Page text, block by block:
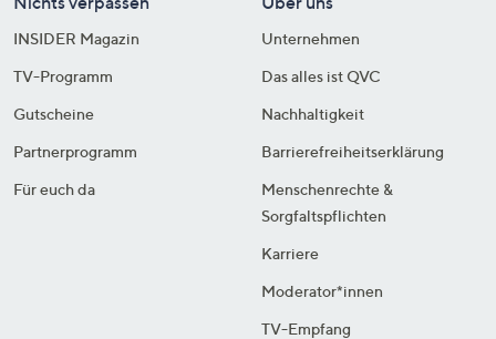
INSIDER Magazin
TV-Programm
Gutscheine
Partnerprogramm
Für euch da
Unternehmen
Das alles ist QVC
Nachhaltigkeit
Barrierefreiheitserklärung
Menschenrechte &
Sorgfaltspflichten
Karriere
Moderator*innen
TV-Empfang